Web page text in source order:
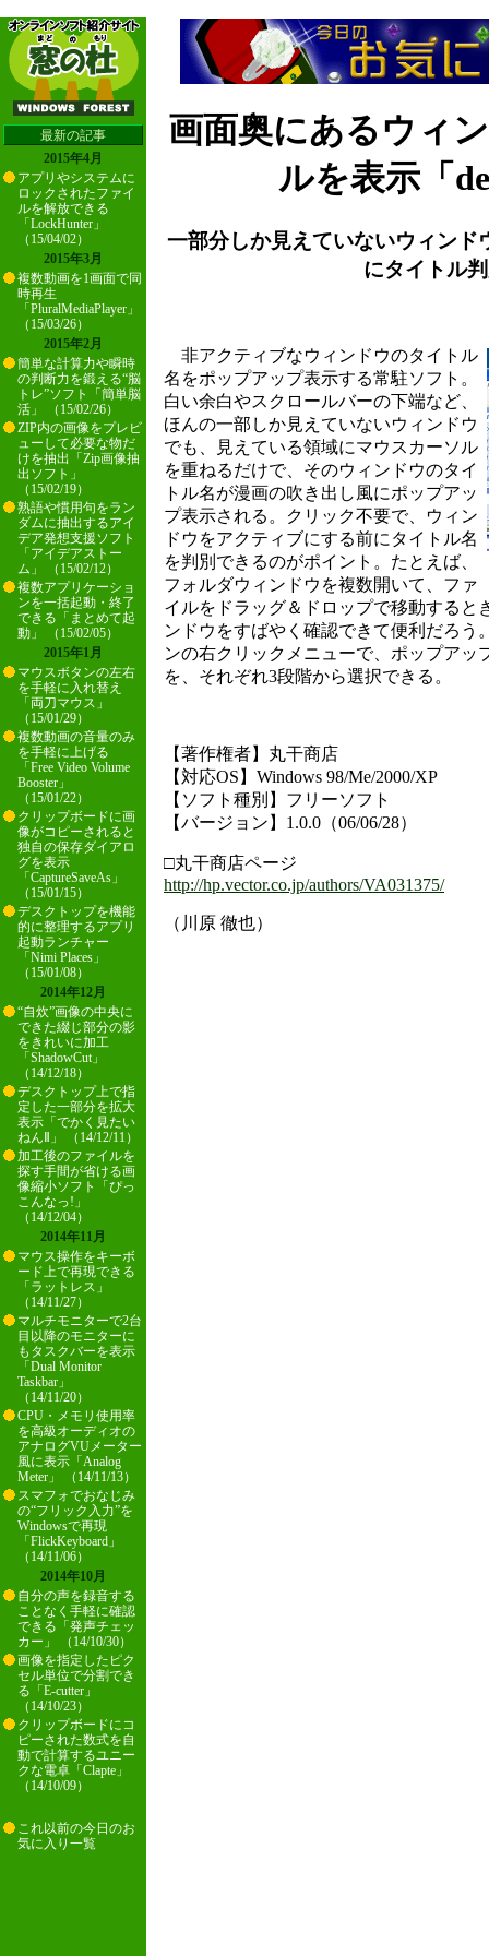
最新の記事
2015年4月
アプリやシステムに
ロックされたファイ
ルを解放できる
「LockHunter」
（15/04/02）
2015年3月
複数動画を1画面で同
時再生
「PluralMediaPlayer」
（15/03/26）
2015年2月
簡単な計算力や瞬時
の判断力を鍛える“脳
トレ”ソフト「簡単脳
活」 （15/02/26）
ZIP内の画像をプレビ
ューして必要な物だ
けを抽出「Zip画像抽
出ソフト」
（15/02/19）
熟語や慣用句をラン
ダムに抽出するアイ
デア発想支援ソフト
「アイデアストー
ム」 （15/02/12）
複数アプリケーショ
ンを一括起動・終了
できる「まとめて起
動」 （15/02/05）
2015年1月
マウスボタンの左右
を手軽に入れ替え
「両刀マウス」
（15/01/29）
複数動画の音量のみ
を手軽に上げる
「Free Video Volume
Booster」
（15/01/22）
クリップボードに画
像がコピーされると
独自の保存ダイアロ
グを表示
「CaptureSaveAs」
（15/01/15）
デスクトップを機能
的に整理するアプリ
起動ランチャー
「Nimi Places」
（15/01/08）
2014年12月
“自炊”画像の中央に
できた綴じ部分の影
をきれいに加工
「ShadowCut」
（14/12/18）
デスクトップ上で指
定した一部分を拡大
表示「でかく見たい
ねんⅡ」 （14/12/11）
加工後のファイルを
探す手間が省ける画
像縮小ソフト「ぴっ
こんなっ!」
（14/12/04）
2014年11月
マウス操作をキーボ
ード上で再現できる
「ラットレス」
（14/11/27）
マルチモニターで2台
目以降のモニターに
もタスクバーを表示
「Dual Monitor
Taskbar」
（14/11/20）
CPU・メモリ使用率
を高級オーディオの
アナログVUメーター
風に表示「Analog
Meter」 （14/11/13）
スマフォでおなじみ
の“フリック入力”を
Windowsで再現
「FlickKeyboard」
（14/11/06）
2014年10月
自分の声を録音する
ことなく手軽に確認
できる「発声チェッ
カー」 （14/10/30）
画像を指定したピク
セル単位で分割でき
る「E-cutter」
（14/10/23）
クリップボードにコ
ピーされた数式を自
動で計算するユニー
クな電卓「Clapte」
（14/10/09）
これ以前の今日のお
気に入り一覧
画面奥にあるウィ
ルを表示「
一部分しか見えていないウィンド
にタイトル
非アクティブなウィンドウのタイトル
名をポップアップ表示する常駐ソフト。
白い余白やスクロールバーの下端など、
ほんの一部しか見えていないウィンドウ
でも、見えている領域にマウスカーソル
を重ねるだけで、そのウィンドウのタイ
トル名が漫画の吹き出し風にポップアッ
プ表示される。クリック不要で、ウィン
ドウをアクティブにする前にタイトル名
を判別できるのがポイント。たとえば、
フォルダウィンドウを複数開いて、ファ
イルをドラッグ＆ドロップで移動すると
ンドウをすばやく確認できて便利だろう
ンの右クリックメニューで、ポップアッ
を、それぞれ3段階から選択できる。
【著作権者】丸干商店
【対応OS】Windows 98/Me/2000/XP
【ソフト種別】フリーソフト
【バージョン】1.0.0（06/06/28）
□丸干商店ページ
http://hp.vector.co.jp/authors/VA031375/
（川原 徹也）